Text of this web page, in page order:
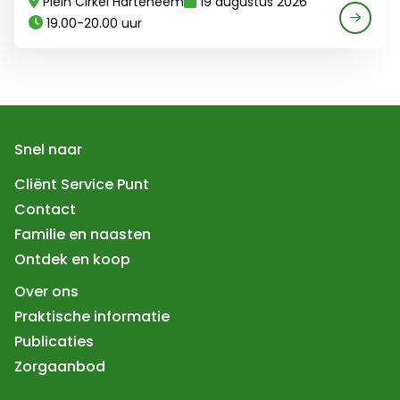
19.00-20.00 uur
Snel naar
Cliënt Service Punt
Contact
Familie en naasten
Ontdek en koop
Over ons
Praktische informatie
Publicaties
Zorgaanbod